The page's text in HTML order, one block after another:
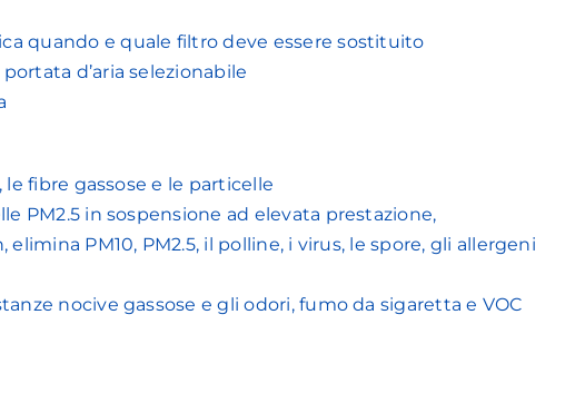
quando e quale filtro deve essere sostituito
d’aria selezionabile
le fibre gassose e le particelle
PM2.5 in sospensione ad elevata prestazione,
elimina PM10, PM2.5, il polline, i virus, le spore, gli allergeni
nocive gassose e gli odori, fumo da sigaretta e VOC